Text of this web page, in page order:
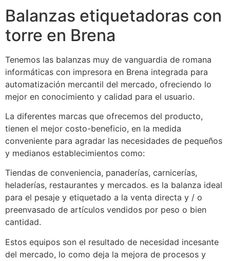
Balanzas etiquetadoras con
torre en Brena
Tenemos las balanzas muy de vanguardia de romana
informáticas con impresora en Brena integrada para
automatización mercantil del mercado, ofreciendo lo
mejor en conocimiento y calidad para el usuario.
La diferentes marcas que ofrecemos del producto,
tienen el mejor costo-beneficio, en la medida
conveniente para agradar las necesidades de pequeños
y medianos establecimientos como:
Tiendas de conveniencia, panaderías, carnicerías,
heladerías, restaurantes y mercados. es la balanza ideal
para el pesaje y etiquetado a la venta directa y / o
preenvasado de artículos vendidos por peso o bien
cantidad.
Estos equipos son el resultado de necesidad incesante
del mercado, lo como deja la mejora de procesos y